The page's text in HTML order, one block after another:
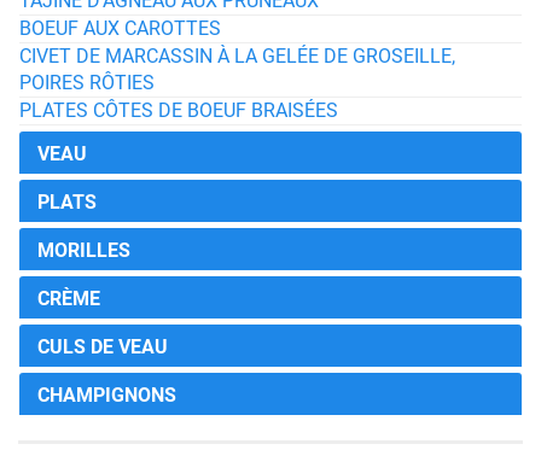
BOEUF AUX CAROTTES
CIVET DE MARCASSIN À LA GELÉE DE GROSEILLE,
POIRES RÔTIES
PLATES CÔTES DE BOEUF BRAISÉES
VEAU
PLATS
MORILLES
CRÈME
CULS DE VEAU
CHAMPIGNONS